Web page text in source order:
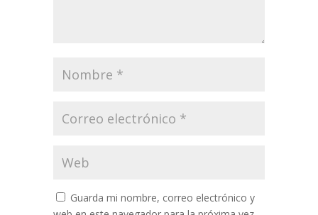
Guarda mi nombre, correo electrónico y